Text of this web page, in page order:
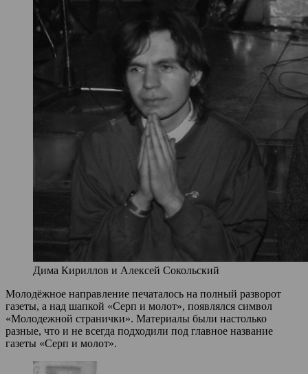
Дима Кириллов и Алексей Сокольский
Молодёжное направление печаталось на полный разворот
газеты, а над шапкой «Серп и молот», появлялся символ
«Молодежной странички». Материалы были настолько
разные, что и не всегда подходили под главное название
газеты «Серп и молот».